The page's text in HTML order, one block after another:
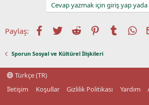
Cevap yazmak için giriş yap yada
Paylaş: Facebook
TwitterReddit PinterestTumblr
Sporun Sosyal ve Kültürel İlişkileri
Türkçe (TR)
İletişim
Koşullar Gizlilik Politikası Yardım